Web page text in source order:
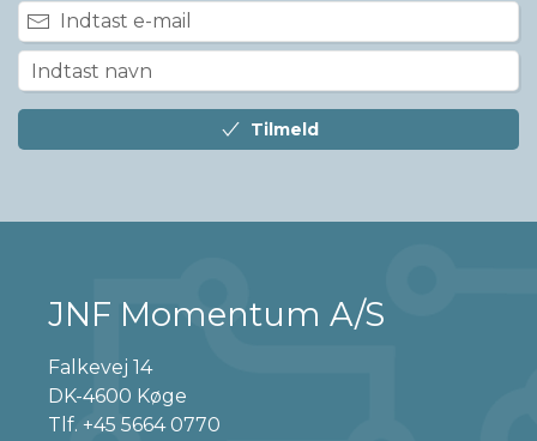
Tilmeld
JNF Momentum A/S
Falkevej 14
DK-4600 Køge
Tlf. +45 5664 0770